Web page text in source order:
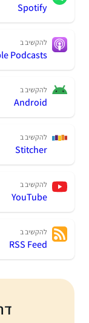
Spotify
להקשיב ב
Apple Podcasts
להקשיב ב
Android
להקשיב ב
Stitcher
להקשיב ב
YouTube
להקשיב ב
RSS Feed